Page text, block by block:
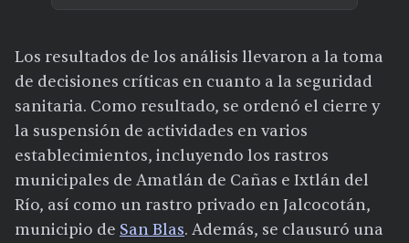
Los resultados de los análisis llevaron a la toma
de decisiones críticas en cuanto a la seguridad
sanitaria. Como resultado, se ordenó el cierre y
la suspensión de actividades en varios
establecimientos, incluyendo los rastros
municipales de Amatlán de Cañas e Ixtlán del
Río, así como un rastro privado en Jalcocotán,
municipio de San Blas. Además, se clausuró una